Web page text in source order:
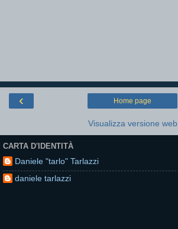
‹ Home page
Visualizza versione web
CARTA D'IDENTITÀ
Daniele "tarlo" Tarlazzi
daniele tarlazzi